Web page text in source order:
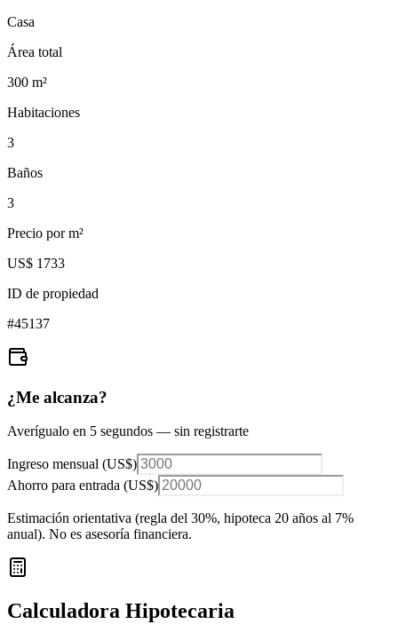
Casa
Área total
300 m²
Habitaciones
3
Baños
3
Precio por m²
US$ 1733
ID de propiedad
#45137
¿Me alcanza?
Averígualo en 5 segundos — sin registrarte
Ingreso mensual (US$)
Ahorro para entrada (US$)
Estimación orientativa (regla del 30%, hipoteca 20 años al 7%
anual). No es asesoría financiera.
Calculadora Hipotecaria